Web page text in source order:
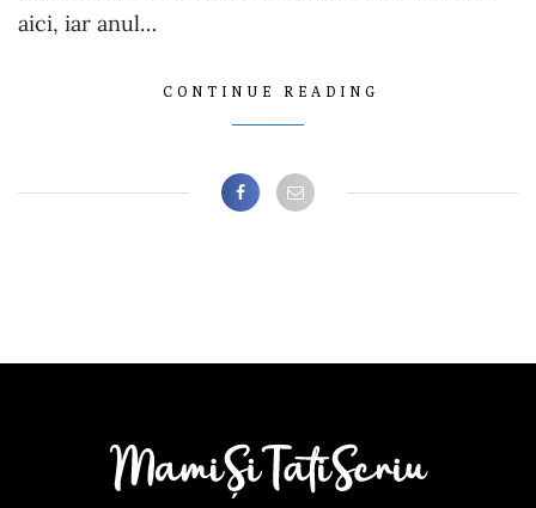
aici, iar anul…
CONTINUE READING